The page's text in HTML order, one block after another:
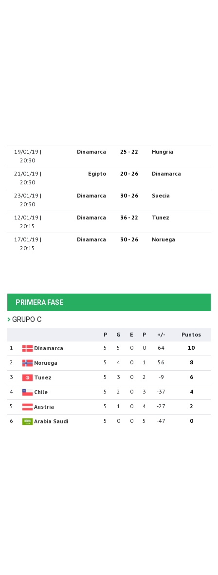
19/01/19 |
20:30
Dinamarca 25 - 22 Hungria
21/01/19 |
20:30
Egipto 20 - 26 Dinamarca
23/01/19 |
20:30
Dinamarca 30 - 26 Suecia
12/01/19 |
20:15
Dinamarca 36 - 22 Tunez
17/01/19 |
20:15
Dinamarca 30 - 26 Noruega
PRIMERA FASE
GRUPO C
P G E P +/-
Puntos
1
Dinamarca 5 5 0 0 64
10
2
Noruega 5 4 0 1 56
8
3
Tunez 5 3 0 2 -9
6
4
Chile 5 2 0 3 -37
4
5
Austria 5 1 0 4 -27
2
6
Arabia Saudi 5 0 0 5 -47 0